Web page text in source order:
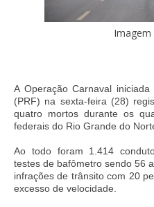
Imagem
A Operação Carnaval
(PRF) na sexta-feira (28)
quatro mortos durante os
federais do Rio Grande do
Ao todo foram 1.414
testes de bafômetro sendo 56
infrações de trânsito com 20
excesso de velocidade.